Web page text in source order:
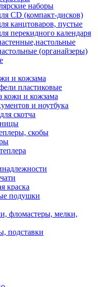
наборы
CD (компакт-дисков)
канцтоваров, пустые
перекидного календаря
(органайзеры)
и кожзама
пластиковые
кожи и кожзама
и ноутбука
скотча
скобы
краска
подушки
фломастеры, мелки,
подставки